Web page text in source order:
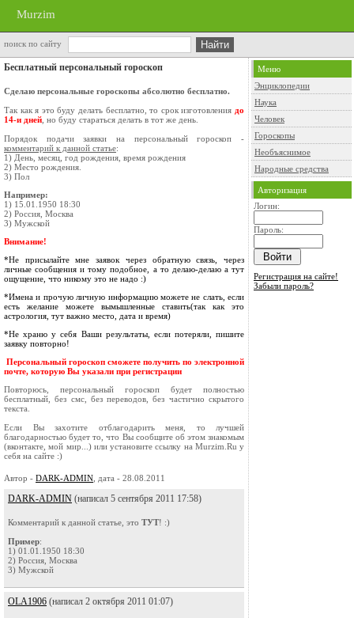
Murzim
поиск по сайту
Бесплатный персональный гороскоп
Сделаю персональные гороскопы абсолютно бесплатно.
Так как я это буду делать бесплатно, то срок изготовления до
14-и дней , но буду стараться делать в тот же день.
Порядок подачи заявки на персональный гороскоп -
комментарий к данной статье:
1) День, месяц, год рождения, время рождения
2) Место рождения.
3) Пол
Например:
1) 15.01.1950 18:30
2) Россия, Москва
3) Мужской
Внимание!
*Не присылайте мне заявок через обратную связь, через
личные сообщения и тому подобное, а то делаю-делаю а тут
ощущение, что никому это не надо :)
*Имена и прочую личную информацию можете не слать, если
есть желание можете вымышленные ставить(так как это
астрология, тут важно место, дата и время)
*Не храню у себя Ваши результаты, если потеряли, пишите
заявку повторно!
Персональный гороскоп сможете получить по электронной
почте, которую Вы указали при регистрации
Повторюсь, персональный гороскоп будет полностью
бесплатный, без смс, без переводов, без частично скрытого
текста.
Если Вы захотите отблагодарить меня, то лучшей
благодарностью будет то, что Вы сообщите об этом знакомым
(вконтакте, мой мир...) или установите ссылку на Murzim.Ru у
себя на сайте :)
Автор - DARK-ADMIN , дата - 28.08.2011
DARK-ADMIN (написал 5 сентября 2011 17:58)
Комментарий к данной статье, это ТУТ! :)
Пример:
1) 01.01.1950 18:30
2) Россия, Москва
3) Мужской
OLA1906 (написал 2 октября 2011 01:07)
Меню
Энциклопедии
Наука
Человек
Гороскопы
Необъяснимое
Народные средства
Авторизация
Логин:
Пароль:
Регистрация на сайте!
Забыли пароль?